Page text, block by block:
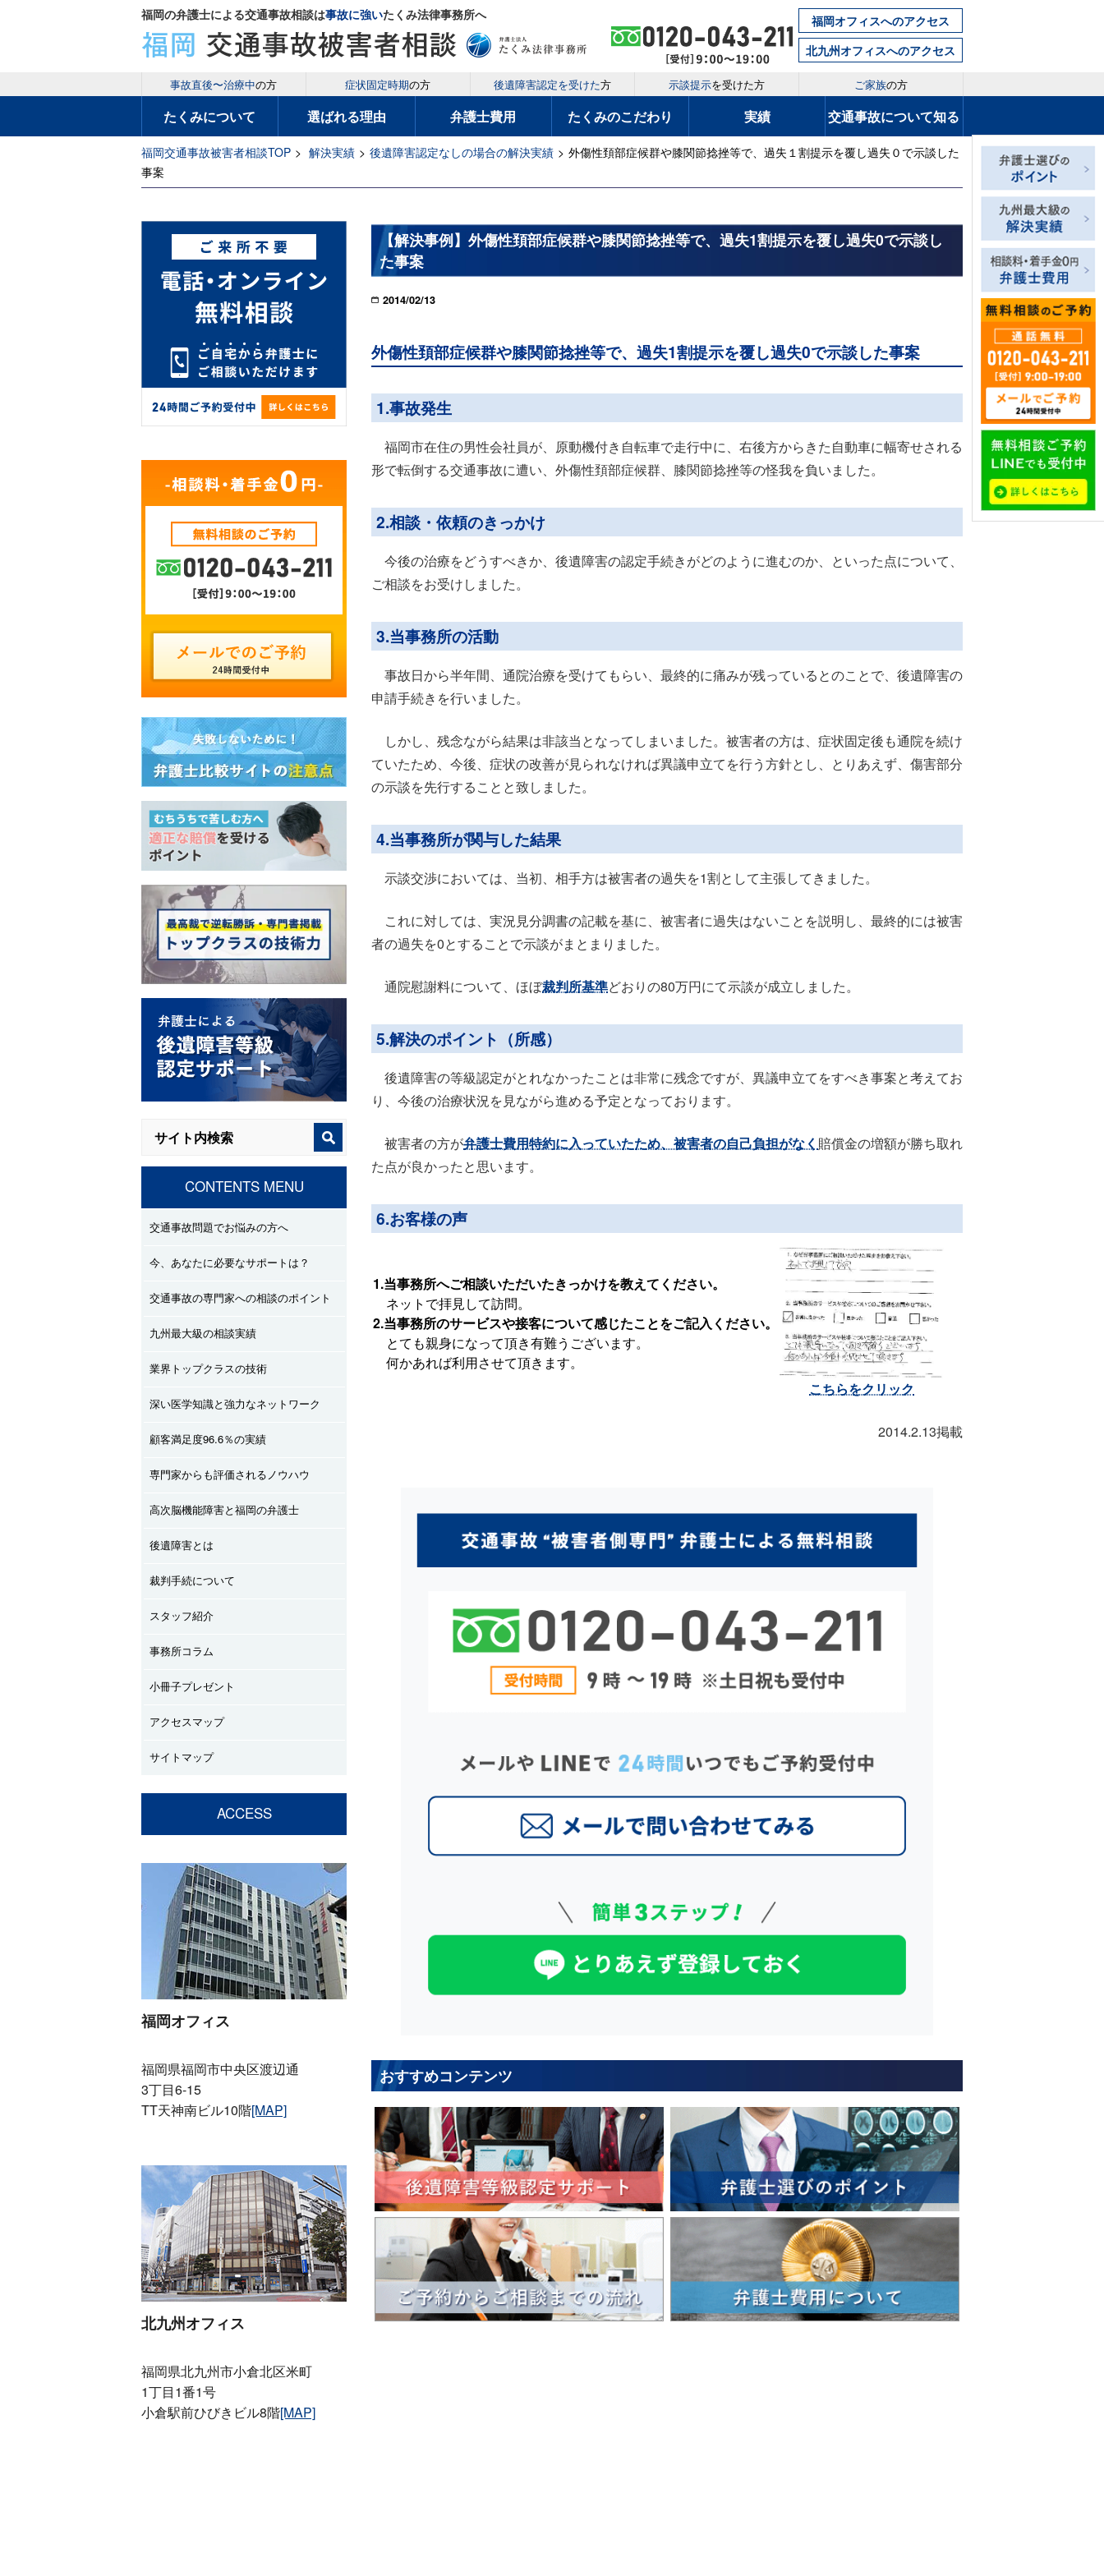
福岡の弁護士による交通事故相談は事故に強いたくみ法律事務所へ
福岡オフィスへのアクセス
北九州オフィスへのアクセス
事故直後〜治療中の方 症状固定時期の方 後遺障害認定を受けた方 示談提示を受けた方 ご家族の方
たくみについて 選ばれる理由 弁護士費用 たくみのこだわり 実績 交通事故について知る
福岡交通事故被害者相談TOP > 解決実績 > 後遺障害認定なしの場合の解決実績 > 外傷性頚部症候群や膝関節捻挫等で、過失１割提示を覆し過失０で示談した
事案
【解決事例】外傷性頚部症候群や膝関節捻挫等で、過失1割提示を覆し過失0で示談し
た事案
2014/02/13
外傷性頚部症候群や膝関節捻挫等で、過失1割提示を覆し過失0で示談した事案
1.事故発生
福岡市在住の男性会社員が、原動機付き自転車で走行中に、右後方からきた自動車に幅寄せされる
形で転倒する交通事故に遭い、外傷性頚部症候群、膝関節捻挫等の怪我を負いました。
2.相談・依頼のきっかけ
今後の治療をどうすべきか、後遺障害の認定手続きがどのように進むのか、といった点について、
ご相談をお受けしました。
3.当事務所の活動
事故日から半年間、通院治療を受けてもらい、最終的に痛みが残っているとのことで、後遺障害の
申請手続きを行いました。
しかし、残念ながら結果は非該当となってしまいました。被害者の方は、症状固定後も通院を続け
ていたため、今後、症状の改善が見られなければ異議申立てを行う方針とし、とりあえず、傷害部分
の示談を先行することと致しました。
4.当事務所が関与した結果
示談交渉においては、当初、相手方は被害者の過失を1割として主張してきました。
これに対しては、実況見分調書の記載を基に、被害者に過失はないことを説明し、最終的には被害
者の過失を0とすることで示談がまとまりました。
通院慰謝料について、ほぼ裁判所基準どおりの80万円にて示談が成立しました。
5.解決のポイント（所感）
後遺障害の等級認定がとれなかったことは非常に残念ですが、異議申立てをすべき事案と考えてお
り、今後の治療状況を見ながら進める予定となっております。
被害者の方が弁護士費用特約に入っていたため、被害者の自己負担がなく 賠償金の増額が勝ち取れ
た点が良かったと思います。
6.お客様の声
1.当事務所へご相談いただいたきっかけを教えてください。
ネットで拝見して訪問。
2.当事務所のサービスや接客について感じたことをご記入ください。
とても親身になって頂き有難うございます。
何かあれば利用させて頂きます。
こちらをクリック
2014.2.13掲載
おすすめコンテンツ
CONTENTS MENU
交通事故問題でお悩みの方へ
今、あなたに必要なサポートは？
交通事故の専門家への相談のポイント
九州最大級の相談実績
業界トップクラスの技術
深い医学知識と強力なネットワーク
顧客満足度96.6％の実績
専門家からも評価されるノウハウ
高次脳機能障害と福岡の弁護士
後遺障害とは
裁判手続について
スタッフ紹介
事務所コラム
小冊子プレゼント
アクセスマップ
サイトマップ
ACCESS
福岡オフィス
福岡県福岡市中央区渡辺通
3丁目6-15
TT天神南ビル10階[MAP]
北九州オフィス
福岡県北九州市小倉北区米町
1丁目1番1号
小倉駅前ひびきビル8階[MAP]